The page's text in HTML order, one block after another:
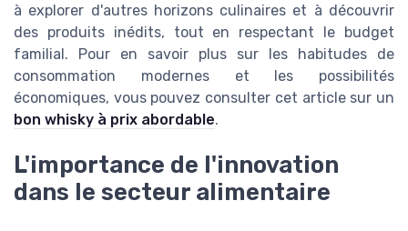
à explorer d'autres horizons culinaires et à découvrir
des produits inédits, tout en respectant le budget
familial. Pour en savoir plus sur les habitudes de
consommation modernes et les possibilités
économiques, vous pouvez consulter cet article sur un
bon whisky à prix abordable.
L'importance de l'innovation
dans le secteur alimentaire